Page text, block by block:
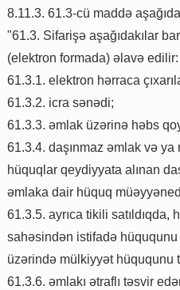
8.11.3. 61.3-cü maddə
"61.3. Sifarişə aşağıdakılar
(elektron formada) əlavə edilir:
61.3.1. elektron hərraca
61.3.2. icra sənədi;
61.3.3. əmlak üzərinə həbs
61.3.4. daşınmaz əmlak və
hüquqlar qeydiyyata alınan
əmlaka dair hüquq
61.3.5. ayrıca tikili
sahəsindən istifadə
üzərində mülkiyyət hüququnu
61.3.6. əmlakı ətraflı təsvir